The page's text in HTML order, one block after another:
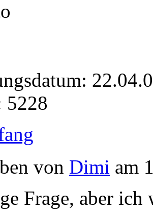
5228
von Dimi am
Frage, aber